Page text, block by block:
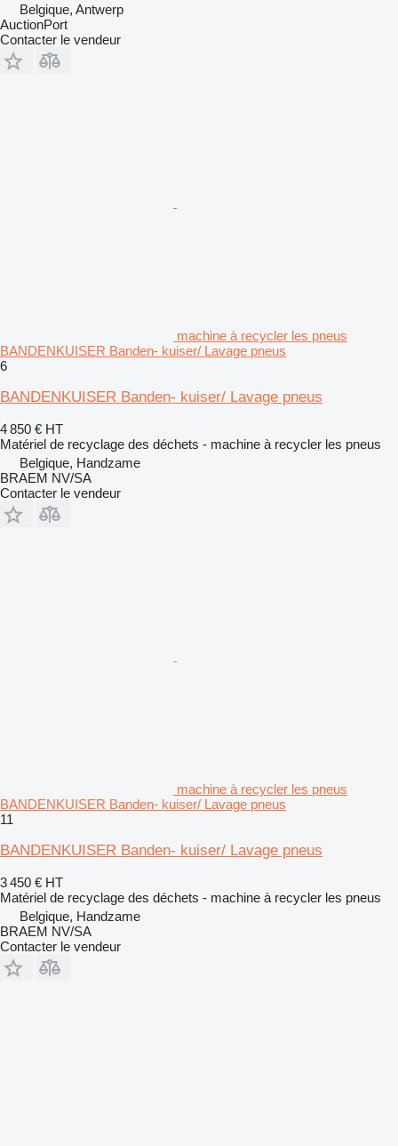
Belgique, Antwerp
AuctionPort
Contacter le vendeur
machine à recycler les pneus
BANDENKUISER Banden- kuiser/ Lavage pneus
6
BANDENKUISER Banden- kuiser/ Lavage pneus
4 850 € HT
Matériel de recyclage des déchets - machine à recycler les pneus
Belgique, Handzame
BRAEM NV/SA
Contacter le vendeur
machine à recycler les pneus
BANDENKUISER Banden- kuiser/ Lavage pneus
11
BANDENKUISER Banden- kuiser/ Lavage pneus
3 450 € HT
Matériel de recyclage des déchets - machine à recycler les pneus
Belgique, Handzame
BRAEM NV/SA
Contacter le vendeur